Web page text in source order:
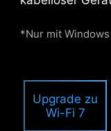
*Nur mit
Upgrade zu
Wi-Fi 7
Computing und